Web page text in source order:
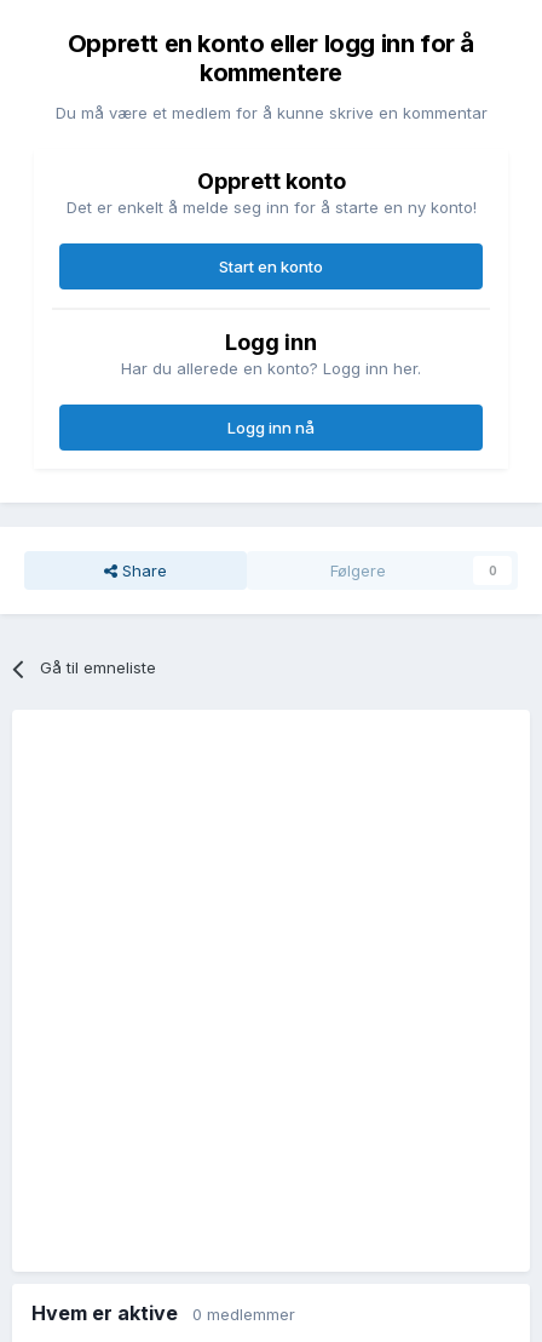
Opprett en konto eller logg inn for å
kommentere
Du må være et medlem for å kunne skrive en kommentar
Opprett konto
Det er enkelt å melde seg inn for å starte en ny konto!
Start en konto
Logg inn
Har du allerede en konto? Logg inn her.
Logg inn nå
Share Følgere 0
Gå til emneliste
Hvem er aktive 0 medlemmer